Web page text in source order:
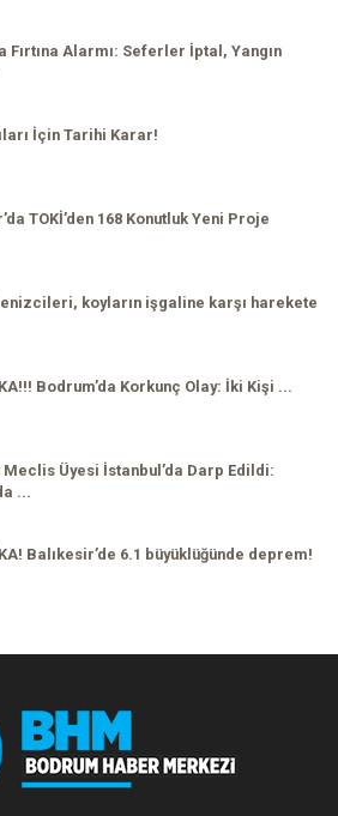
Fırtına Alarmı: Seferler İptal, Yangın
İçin Tarihi Karar!
TOKİ’den 168 Konutluk Yeni Proje
koyların işgaline karşı harekete
Bodrum’da Korkunç Olay: İki Kişi ...
Üyesi İstanbul’da Darp Edildi:
...
Balıkesir’de 6.1 büyüklüğünde deprem!